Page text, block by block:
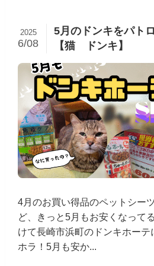
5月のドンキをパト
【猫 ドンキ】
2025
6/08
4月のお買い得品のペットシー
ど、きっと5月もお安くなって
けて長崎市浜町のドンキホーテ
ホラ！5月も安か...